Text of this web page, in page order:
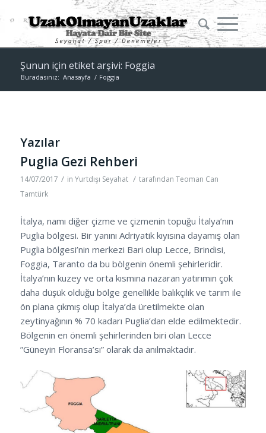
Şunun için etiket arşivi: Foggia
Buradasınız: Anasayfa / Foggia
Yazılar
Puglia Gezi Rehberi
14/07/2017 / in Yurtdışı Seyahat / tarafından Teoman Can
Tamtürk
İtalya, namı diğer çizme ve çizmenin topuğu İtalya’nın
Puglia bölgesi. Bir yanını Adriyatik kıyısına dayamış olan
Puglia bölgesi’nin merkezi Bari olup Lecce, Brindisi,
Foggia, Taranto da bu bölgenin önemli şehirleridir.
İtalya’nın kuzey ve orta kısmına nazaran yatırımın çok
daha düşük olduğu bölge genellikle balıkçılık ve tarım ile
ön plana çıkmış olup İtalya’da üretilmekte olan
zeytinyağının % 70 kadarı Puglia’dan elde edilmektedir.
Bölgenin en önemli şehirlerinden biri olan Lecce
”Güneyin Floransa’sı” olarak da anılmaktadır.